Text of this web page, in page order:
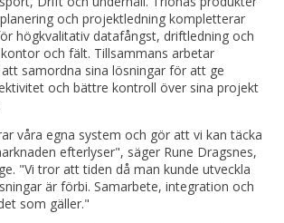
och projektledning kompletterar
högkvalitativ datafångst, driftledning och
och fält. Tillsammans arbetar
samordna sina lösningar för att ge
och bättre kontroll över sina projekt
våra egna system och gör att vi kan täcka
efterlyser", säger Rune Dragsnes,
"Vi tror att tiden då man kunde utveckla
är förbi. Samarbete, integration och
som gäller."